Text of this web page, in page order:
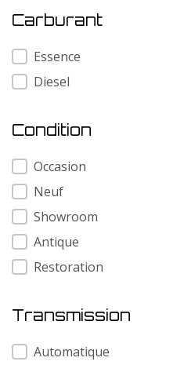
Carburant
Carburant
Essence
Diesel
Condition
Condition
Occasion
Neuf
Showroom
Antique
Restoration
Transmission
Transmission
Automatique